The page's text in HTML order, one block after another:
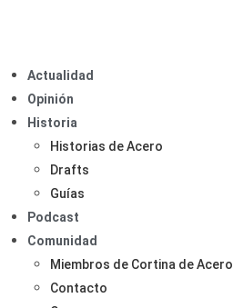
Actualidad
Opinión
Historia
Historias de Acero
Drafts
Guías
Podcast
Comunidad
Miembros de Cortina de Acero
Contacto